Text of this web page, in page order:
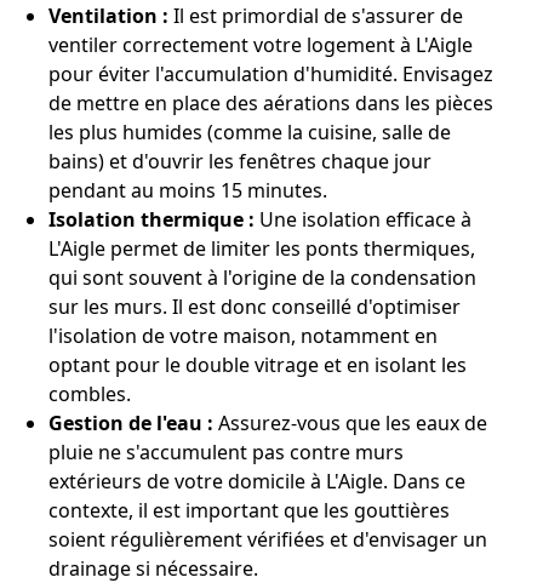
Ventilation : Il est primordial de s'assurer de
ventiler correctement votre logement à L'Aigle
pour éviter l'accumulation d'humidité. Envisagez
de mettre en place des aérations dans les pièces
les plus humides (comme la cuisine, salle de
bains) et d'ouvrir les fenêtres chaque jour
pendant au moins 15 minutes.
Isolation thermique : Une isolation efficace à
L'Aigle permet de limiter les ponts thermiques,
qui sont souvent à l'origine de la condensation
sur les murs. Il est donc conseillé d'optimiser
l'isolation de votre maison, notamment en
optant pour le double vitrage et en isolant les
combles.
Gestion de l'eau : Assurez-vous que les eaux de
pluie ne s'accumulent pas contre murs
extérieurs de votre domicile à L'Aigle. Dans ce
contexte, il est important que les gouttières
soient régulièrement vérifiées et d'envisager un
drainage si nécessaire.